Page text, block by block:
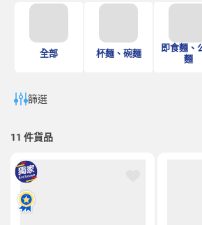
全部 杯麵、碗麵
即食麵、
麵
篩選
11 件貨品